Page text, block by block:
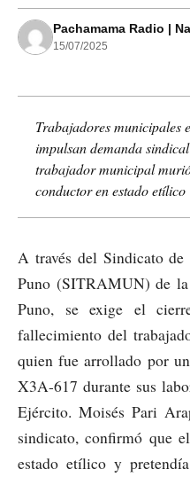
Pachamama Radio |
15/07/2025
Trabajadores municipales
impulsan demanda
trabajador municipal
conductor en estado etílico
A través del Sindicato
Puno (SITRAMUN) de
Puno, se exige el
fallecimiento del
quien fue arrollado por
X3A-617 durante sus
Ejército. Moisés Pari
sindicato, confirmó que
estado etílico y